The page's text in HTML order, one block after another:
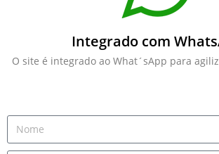
Integrado com
O site é integrado ao What´sApp para